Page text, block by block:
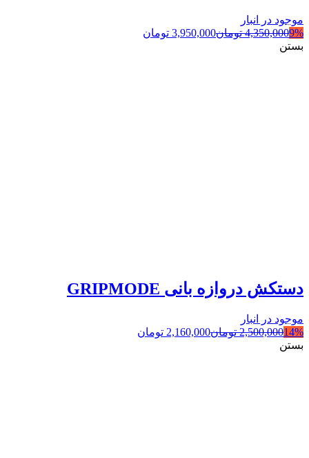
موجود در انبار
9%
4,350,000 تومان3,950,000 تومان
بستن
دستکش دروازه بانی GRIPMODE
موجود در انبار
14%
2,500,000 تومان2,160,000 تومان
بستن